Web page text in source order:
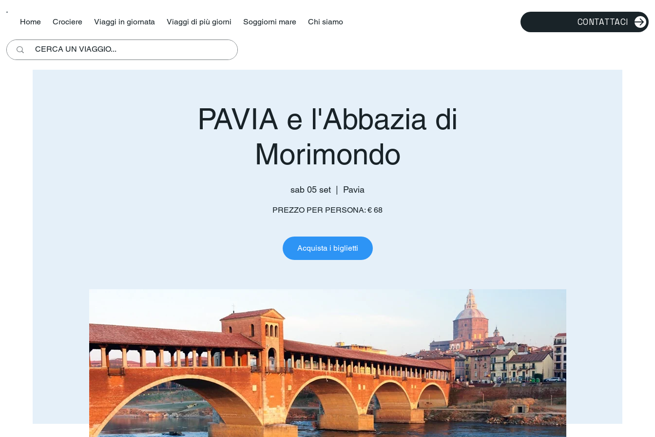
Home Crociere Viaggi in giornata Viaggi di più giorni Soggiorni mare Chi siamo CONTATTACI
PAVIA e l'Abbazia di
Morimondo
sab 05 set Pavia
PREZZO PER PERSONA: € 68
Acquista i biglietti